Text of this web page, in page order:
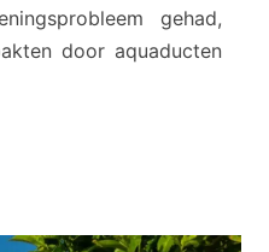
i
y
gehad,
door aquaducten